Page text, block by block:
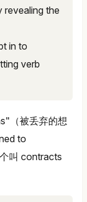
revealing the
in to
verb
（被丢弃的想
to
叫 contracts